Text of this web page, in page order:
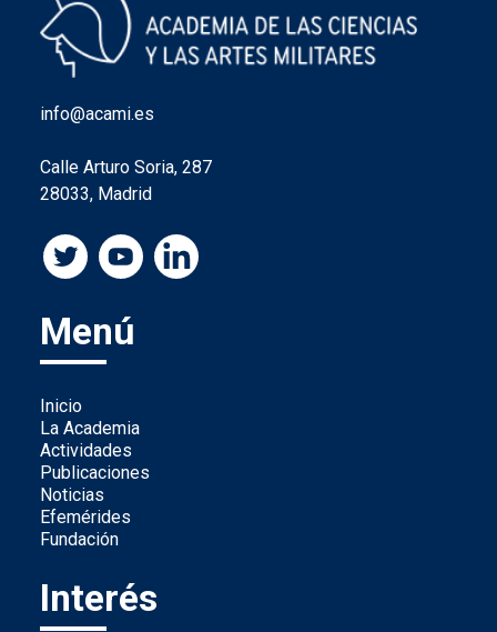
info@acami.es
Calle Arturo Soria, 287
28033, Madrid
Menú
Inicio
La Academia
Actividades
Publicaciones
Noticias
Efemérides
Fundación
Interés